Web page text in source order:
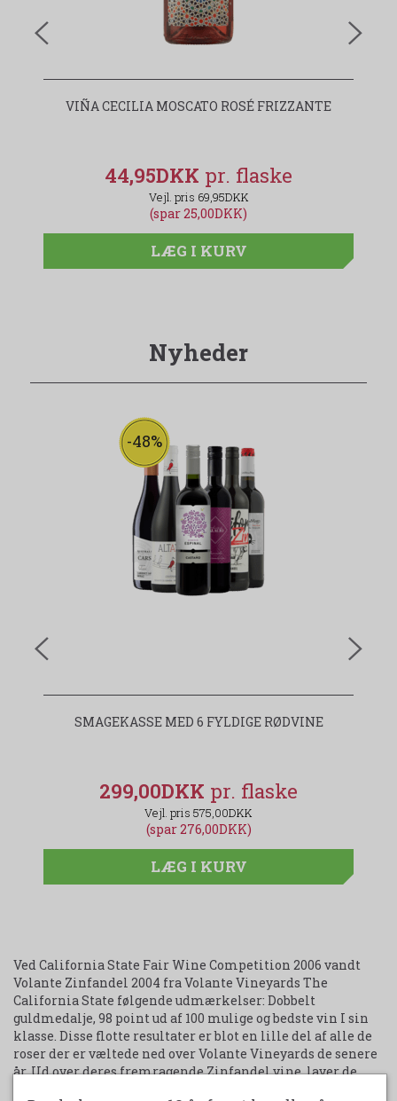
VIÑA CECILIA MOSCATO ROSÉ FRIZZANTE
44,95DKK
69,95DKK
(spar 25,00DKK)
LÆG I KURV
Nyheder
-48%
SMAGEKASSE MED 6 FYLDIGE RØDVINE
299,00DKK
575,00DKK
(spar 276,00DKK)
LÆG I KURV
Ved California State Fair Wine Competition 2006 vandt
Volante Zinfandel 2004 fra Volante Vineyards The
California State følgende udmærkelser: Dobbelt
guldmedalje, 98 point ud af 100 mulige og bedste vin I sin
klasse. Disse flotte resultater er blot en lille del af alle de
roser der er væltede ned over Volante Vineyards de senere
år. Ud over deres fremragende Zinfandel vine, laver de